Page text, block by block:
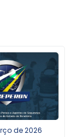
de 2026